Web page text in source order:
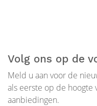
Volg ons op de
Meld u aan voor de
als eerste op de hoogte
aanbiedingen.